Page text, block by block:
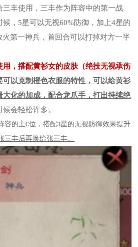
丰使用，三丰作为阵容中的第一战
，5星可以无视60%防御，加上4星的
第一神兵，首回合可以打掉对方一半
用，搭配黄衫女的皮肤（绝技无视承伤
可以克制橙色衣服的特性，可以给黄衫
大化的加成，配合龙爪手，打出持续绝
候会轻松许多。
容的主C位，搭配3星的无视防御效果提升
丰后再换给张三丰。